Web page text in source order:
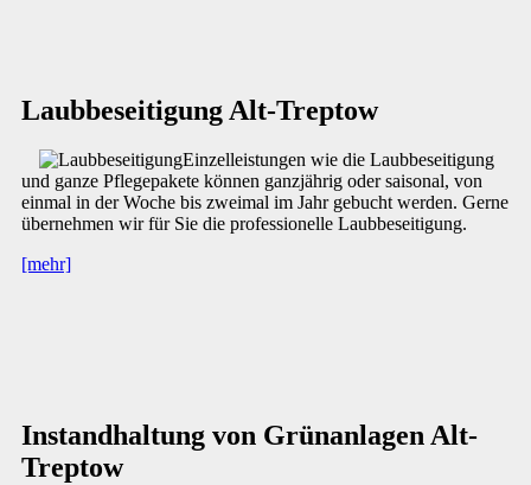
Laubbeseitigung Alt-Treptow
Einzelleistungen wie die Laubbeseitigung
und ganze Pflegepakete können ganzjährig oder saisonal, von
einmal in der Woche bis zweimal im Jahr gebucht werden. Gerne
übernehmen wir für Sie die professionelle Laubbeseitigung.
[mehr]
Instandhaltung von Grünanlagen Alt-
Treptow